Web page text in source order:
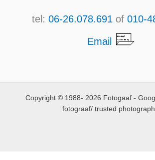
tel: 06-26.078.691 of 010-
Email
Copyright © 1988- 2026 Fotogaaf -
fotograaf/ trusted